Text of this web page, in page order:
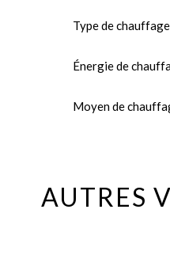
Type de chauffage
Énergie de
Moyen de
AUTRES